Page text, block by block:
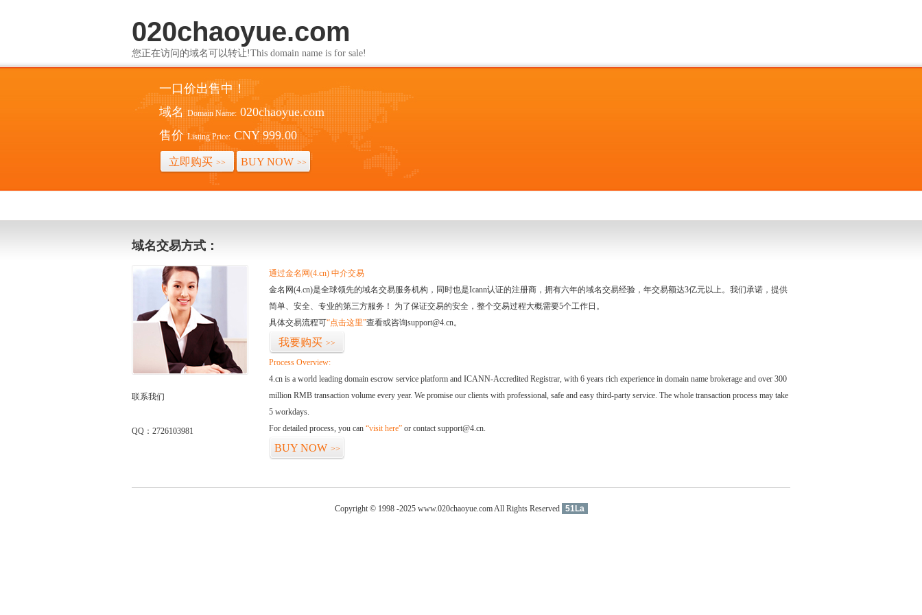
020chaoyue.com
您正在访问的域名可以转让!This domain name is for sale!
一口价出售中！
域名 Domain Name: 020chaoyue.com
售价 Listing Price: CNY 999.00
立即购买 >> BUY NOW >>
域名交易方式：
联系我们
QQ：2726103981
通过金名网(4.cn) 中介交易
金名网(4.cn)是全球领先的域名交易服务机构，同时也是Icann认证的注册商，拥有六年的域名交易经验，年交易额达3亿元以上。我们承诺，提供
简单、安全、专业的第三方服务！ 为了保证交易的安全，整个交易过程大概需要5个工作日。
具体交易流程可“点击这里”查看或咨询support@4.cn。
我要购买 >>
Process Overview:
4.cn is a world leading domain escrow service platform and ICANN-Accredited Registrar, with 6 years rich experience in domain name brokerage and over 300
million RMB transaction volume every year. We promise our clients with professional, safe and easy third-party service. The whole transaction process may take
5 workdays.
For detailed process, you can “visit here” or contact support@4.cn.
BUY NOW >>
Copyright © 1998 -2025 www.020chaoyue.com All Rights Reserved 51La